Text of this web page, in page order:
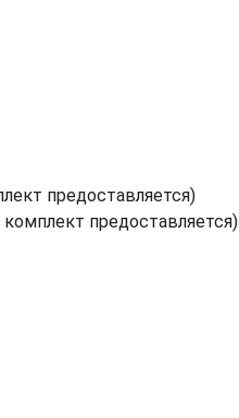
предоставляется)
предоставляется)